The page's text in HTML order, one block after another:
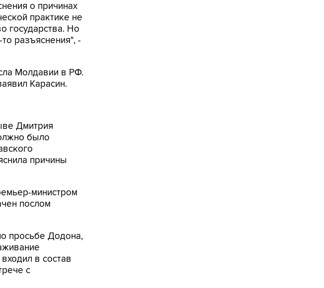
о причинах
практике не
государства. Но
разъяснения", -
Молдавии в РФ.
Карасин.
Дмитрия
было
причины
министром
послом
просьбе Додона,
в состав
с